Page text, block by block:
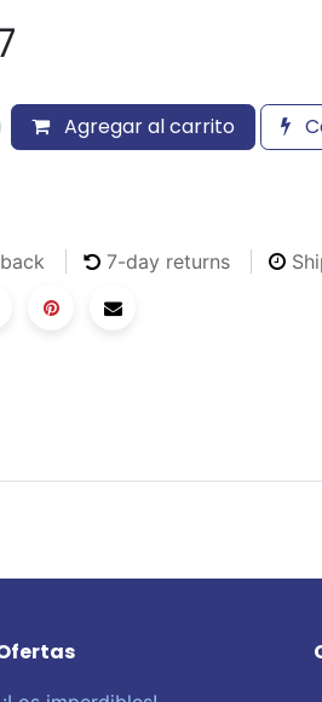
Agregar al carrito
7-day returns